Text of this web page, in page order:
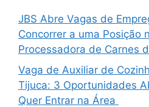
JBS Abre Vagas de
Concorrer a uma Posição
Processadora de Carnes
Vaga de Auxiliar de
Tijuca: 3 Oportunidades
Quer Entrar na Área